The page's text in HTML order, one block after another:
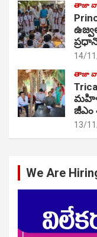
తాజా
14/
తాజా
జీఎం
13/
We Are